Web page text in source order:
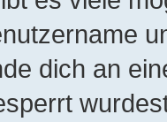
dich an